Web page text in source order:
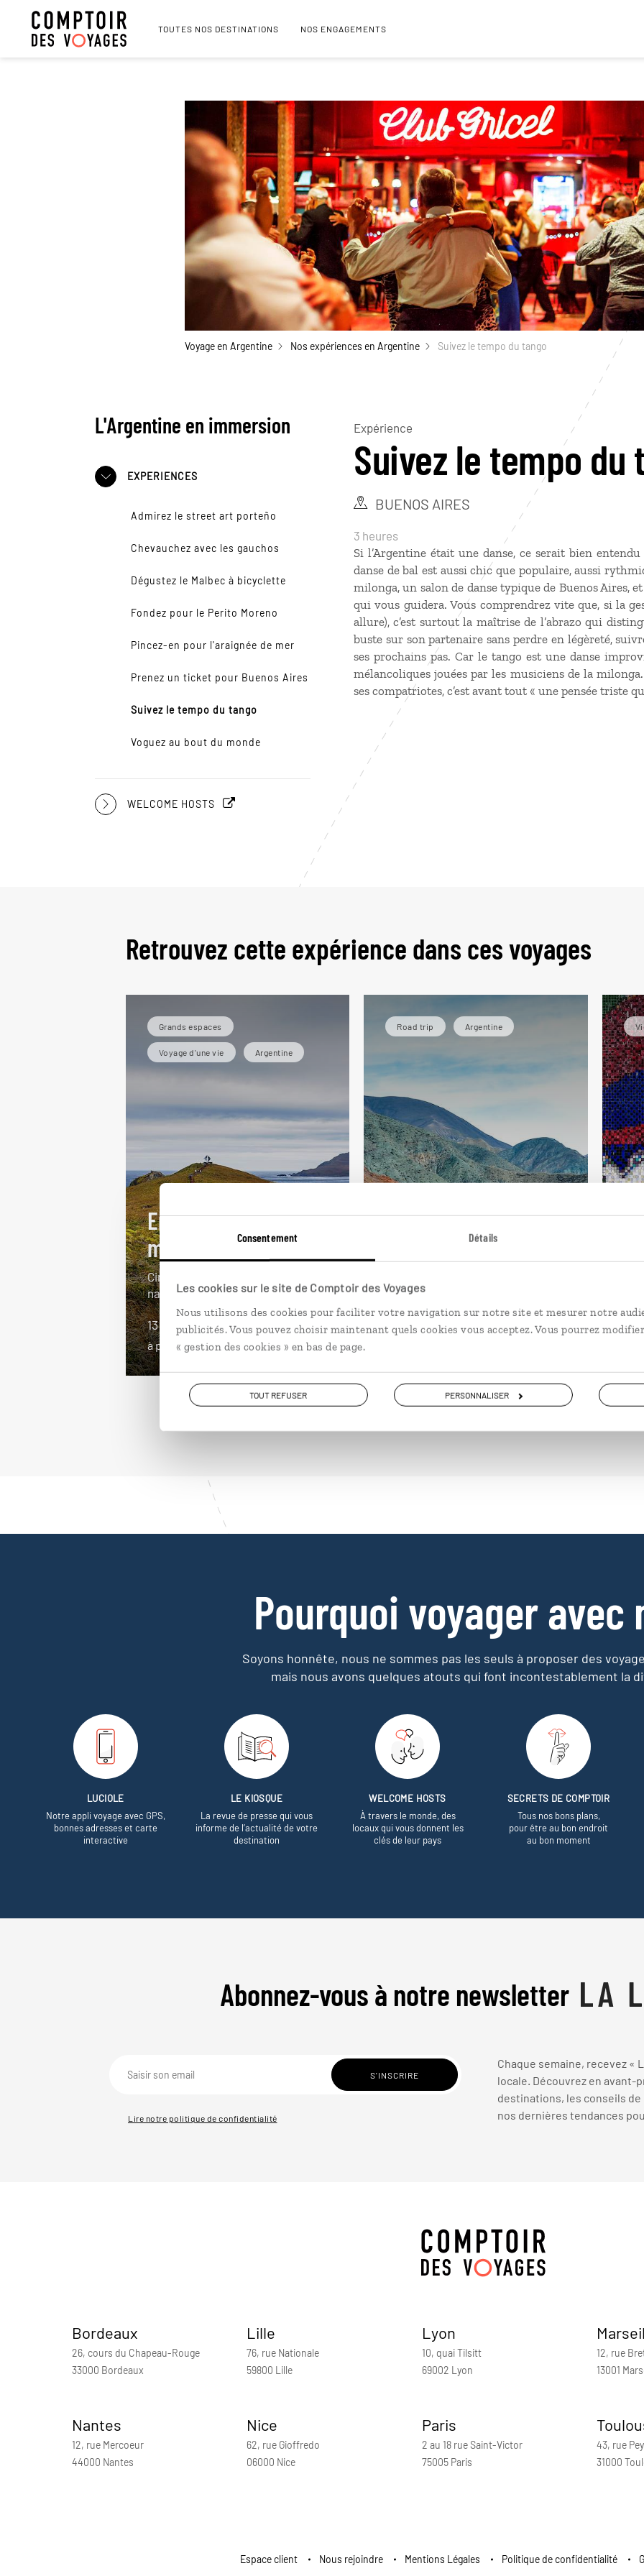
Consentement Détails
Les cookies sur le site de Comptoir des Voyages
Nous utilisons des cookies pour faciliter votre navigation sur notre site et mesurer notre
publicités. Vous pouvez choisir maintenant quels cookies vous acceptez. Vous pourrez
« gestion des cookies » en bas de page.
TOUT REFUSER PERSONNALISER
TOUTES NOS DESTINATIONS NOS ENGAGEMENTS
Voyage en Argentine Nos expériences en Argentine Suivez le tempo du tango
L'Argentine en immersion
EXPERIENCES
Admirez le street art porteño
Chevauchez avec les gauchos
Dégustez le Malbec à bicyclette
Fondez pour le Perito Moreno
Pincez-en pour l'araignée de mer
Prenez un ticket pour Buenos Aires
Suivez le tempo du tango
Voguez au bout du monde
WELCOME HOSTS
Expérience
Suivez le tempo du
BUENOS AIRES
3 heures
Si l’Argentine était une danse, ce serait bien
danse de bal est aussi chic que populaire, aussi
milonga, un salon de danse typique de Buenos Aires,
qui vous guidera. Vous comprendrez vite que, si la
allure), c’est surtout la maîtrise de l’abrazo qui
buste sur son partenaire sans perdre en légèreté,
ses prochains pas. Car le tango est une danse
mélancoliques jouées par les musiciens de la
ses compatriotes, c’est avant tout « une pensée triste
Retrouvez cette expérience dans ces voyages
Grands espaces
Voyage d'une vie Argentine
Envie de bout du
monde
Circuit Patagonie argentine : parc
national des Glaciers, Ushuaia…
13 jours / 11 nuits
à partir de 2950€
Road trip Argentine
Circuit autotour Nord-Ouest
Cafayate...
13 jours / 10 nuits 10
Pourquoi voyager avec
Soyons honnête, nous ne sommes pas les seuls à proposer des
mais nous avons quelques atouts qui font incontestablement la
LUCIOLE
Notre appli voyage avec GPS,
bonnes adresses et carte
interactive
LE KIOSQUE
La revue de presse qui vous
informe de l’actualité de votre
destination
WELCOME HOSTS
À travers le monde, des
locaux qui vous donnent les
clés de leur pays
SECRETS DE COMPTOIR
Tous nos bons plans,
pour être au bon endroit
au bon moment
Abonnez-vous à notre newsletter
Lire notre politique de confidentialité
Chaque semaine, recevez «
locale. Découvrez en avant-
destinations, les conseils
nos dernières tendances
Bordeaux
26, cours du Chapeau-Rouge
33000 Bordeaux
Lille
76, rue Nationale
59800 Lille
Lyon
10, quai Tilsitt
69002 Lyon
12, rue
13001
Nantes
12, rue Mercoeur
44000 Nantes
Nice
62, rue Gioffredo
06000 Nice
Paris
2 au 18 rue Saint-Victor
75005 Paris
43, rue
31000
Espace client Nous rejoindre Mentions Légales Politique de confidentialité